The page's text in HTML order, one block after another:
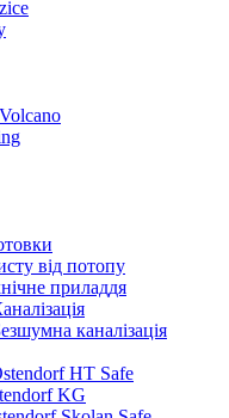
від потопу
приладдя
каналізація
HT Safe
KG